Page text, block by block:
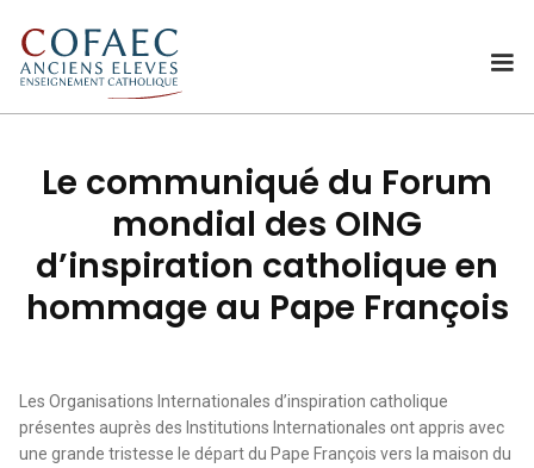
Le communiqué du Forum
mondial des OING
d’inspiration catholique en
hommage au Pape François
Les Organisations Internationales d’inspiration catholique
présentes auprès des Institutions Internationales ont appris avec
une grande tristesse le départ du Pape François vers la maison du